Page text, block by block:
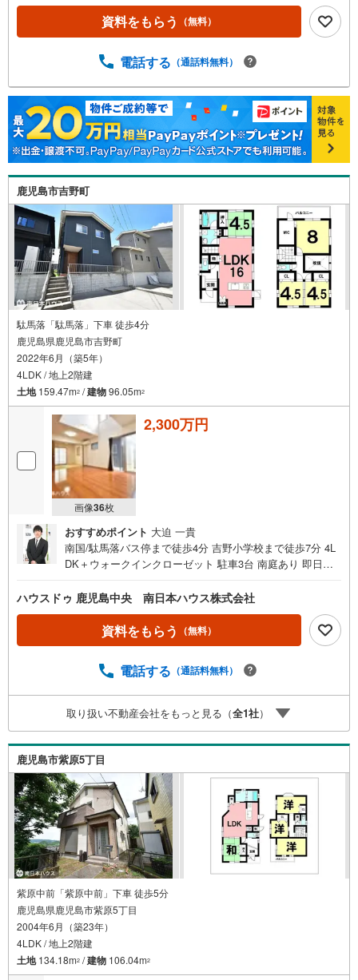
校まで徒歩9分・鹿児島銀行 西陵支店まで徒歩10分・コー
プかごしま 西陵店まで徒歩10分・西陵小学校まで徒歩16
日本ハウスなら物件購入からリフォーム工事まで一括で出
す！まずは物件のご見学からお気軽にお問い合わせくださ
い 【物件見学】■ご希望の場所までお迎えにあがります ■
ご希望があれば近隣の資料をお持ちいたします 【住宅ロー
ンについて】■店頭で住宅ローンのご相談、資金計画、お申
込みが可能です お家のことならハウスドゥ鹿児島中央店・
南日本ハウスにお任せ下さい！
資料をもらう （無料）
電話する （通話料無料）
鹿児島市吉野町
駄馬落「駄馬落」下車 徒歩4分
鹿児島県鹿児島市吉野町
2022年6月（築5年）
4LDK / 地上2階建
土地159.47m2 /建物96.05m2
画像36枚
2,300万円
おすすめポイント 大迫 一貴
南国/駄馬落バス停まで徒歩4分 吉野小学校まで徒歩7分 4L
DK＋ウォークインクローゼット 駐車3台 南庭あり 即日ご
山クリニックまで徒歩4分（約260m）・吉野小学校まで徒
歩7分（約500m）・天神山公園まで徒歩7分（約510m）・
ファミリーマート吉野小前店まで徒歩9分（約660m）・鹿
児島吉野郵便局まで徒歩11分（約840m）・タイヨー吉野中
コスモス吉野店まで徒歩16分（約1230m）・吉野中学校ま
で徒歩21分（約1640m）【物件見学】■ご希望の場所まで
お迎えにあがります ■ご希望があれば近隣の資料をお持ち
いたします ■当社ではお客様のご自宅で、ご購入のご相談
ご紹介します 【住宅ローンについて】■住宅ローン代行サ
ービス ■店頭で住宅ローンのご相談、資金計画、お申込み
が可能です
ハウスドゥ 鹿児島中央 南日本ハウス株式会社
資料をもらう （無料）
電話する （通話料無料）
取り扱い不動産会社をもっと見る（全1社）
鹿児島市紫原5丁目
紫原中前「紫原中前」下車 徒歩5分
鹿児島県鹿児島市紫原5丁目
2004年6月（築23年）
4LDK / 地上2階建
土地134.18m2 /建物 106.04m2